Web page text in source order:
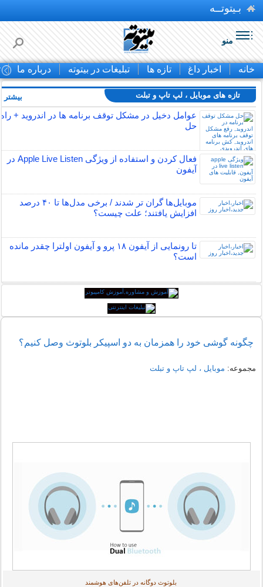
بـیتوتــه
منو
خانه اخبار داغ تازه ها تبلیغات در بیتوته درباره ما
تازه های موبایل ، لپ تاپ و تبلت
عوامل دخیل در مشکل توقف برنامه ها در اندروید + راه
حل
فعال کردن و استفاده از ویژگی Apple Live Listen در
آیفون
موبایل‌ها گران تر شدند / برخی مدل‌ها تا ۴۰ درصد
افزایش یافتند؛ علت چیست؟
تا رونمایی از آیفون ۱۸ پرو و آیفون اولترا چقدر مانده
است؟
بیشتر
چگونه گوشی خود را همزمان به دو اسپیکر بلوتوث وصل کنیم؟
مجموعه: موبایل ، لپ تاپ و تبلت
بلوتوث دوگانه در تلفن‌های هوشمند